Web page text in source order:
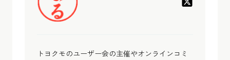
トヨクモのユーザー会の主催やオンラインコミ